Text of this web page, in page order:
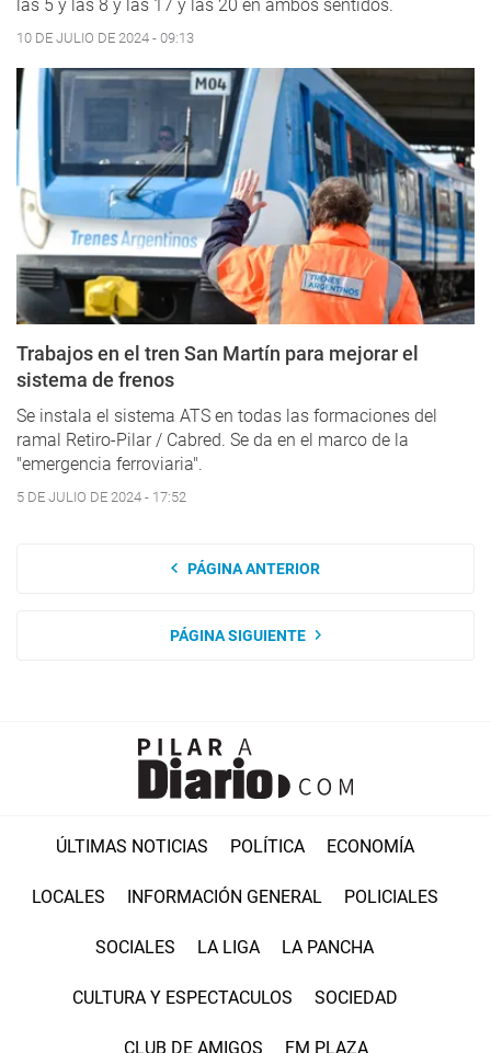
las 5 y las 8 y las 17 y las 20 en ambos sentidos.
10 DE JULIO DE 2024 - 09:13
Trabajos en el tren San Martín para mejorar el
sistema de frenos
Se instala el sistema ATS en todas las formaciones del
ramal Retiro-Pilar / Cabred. Se da en el marco de la
"emergencia ferroviaria".
5 DE JULIO DE 2024 - 17:52
PÁGINA ANTERIOR
PÁGINA SIGUIENTE
ÚLTIMAS NOTICIAS POLÍTICA ECONOMÍA
LOCALES INFORMACIÓN GENERAL POLICIALES
SOCIALES LA LIGA LA PANCHA
CULTURA Y ESPECTACULOS SOCIEDAD
CLUB DE AMIGOS FM PLAZA